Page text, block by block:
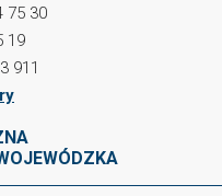
75 30
19
911